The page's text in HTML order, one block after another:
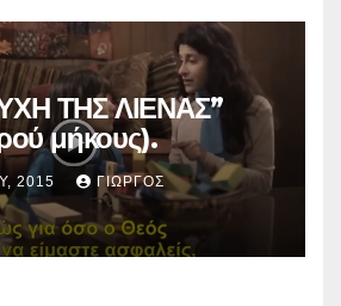
ΤΗΣ ΛΙΕΝΑΣ”
μήκους).
2015 ΓΙΏΡΓΟΣ